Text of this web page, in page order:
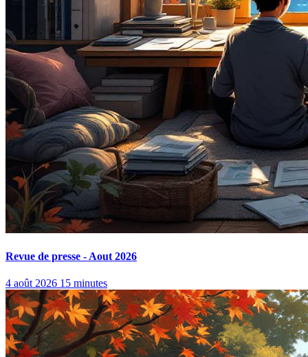
Revue de presse - Aout 2026
4 août 2026 15 minutes